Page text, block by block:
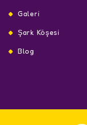
Galeri
Şark Köşesi
Blog